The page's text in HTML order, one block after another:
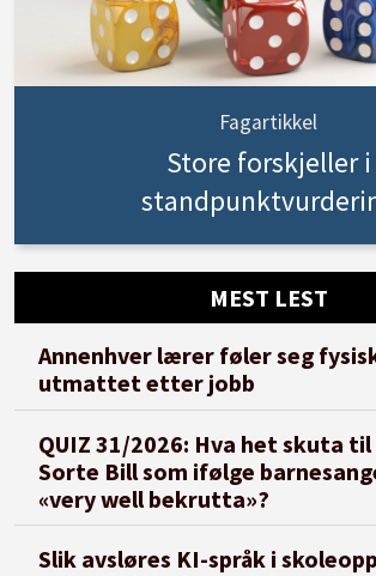
Fagartikkel
Store forskjeller i
MEST LEST
Annenhver lærer føler seg
utmattet etter jobb
QUIZ 31/2026: Hva het skuta
Sorte Bill som ifølge
«very well bekrutta»?
Slik avsløres KI-språk i